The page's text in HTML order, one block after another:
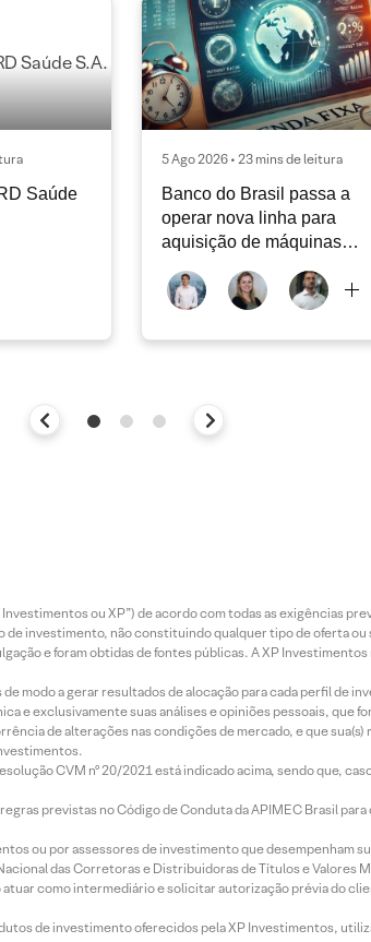
Saúde
5 Ago 2026 • 23 mins de leitura
Banco do Brasil passa a
operar nova linha para
aquisição de máquinas
ou XP”) de acordo com todas as exigências
investimento, não constituindo qualquer tipo de oferta
e foram obtidas de fontes públicas. A XP
modo a gerar resultados de alocação para cada perfil de
e exclusivamente suas análises e opiniões pessoais, que
de alterações nas condições de mercado, e que
CVM nº 20/2021 está indicado acima, sendo que,
previstas no Código de Conduta da APIMEC Brasil
ou por assessores de investimento que desempenham
das Corretoras e Distribuidoras de Títulos e Valores
como intermediário e solicitar autorização prévia do
de investimento oferecidos pela XP Investimentos,